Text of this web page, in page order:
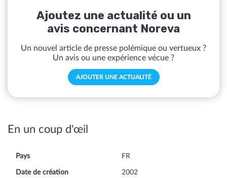
Ajoutez une actualité ou un
avis concernant Noreva
Un nouvel article de presse polémique ou vertueux ?
Un avis ou une expérience vécue ?
AJOUTER UNE ACTUALITÉ
En un coup d'œil
Pays FR
Date de création 2002